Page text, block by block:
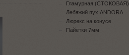
Гламурная (СТОКОВАЯ)
Лебяжий пух ANDORA
Люрекс на конусе
Пайетки 7мм